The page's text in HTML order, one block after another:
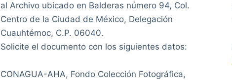
al Archivo ubicado en Balderas número 94, Col.
Centro de la Ciudad de México, Delegación
Cuauhtémoc, C.P. 06040.
Solicite el documento con los siguientes datos:
CONAGUA-AHA, Fondo Colección Fotográfica,